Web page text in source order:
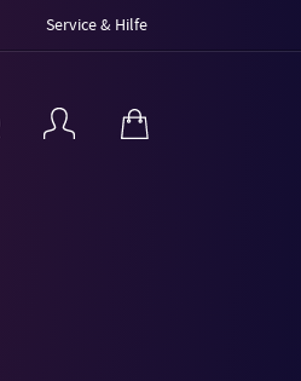
Service & Hilfe